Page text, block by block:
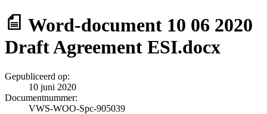
Word-document 10 06 2020
Draft Agreement ESI.docx
Gepubliceerd op:
10 juni 2020
Documentnummer:
VWS-WOO-Spc-905039